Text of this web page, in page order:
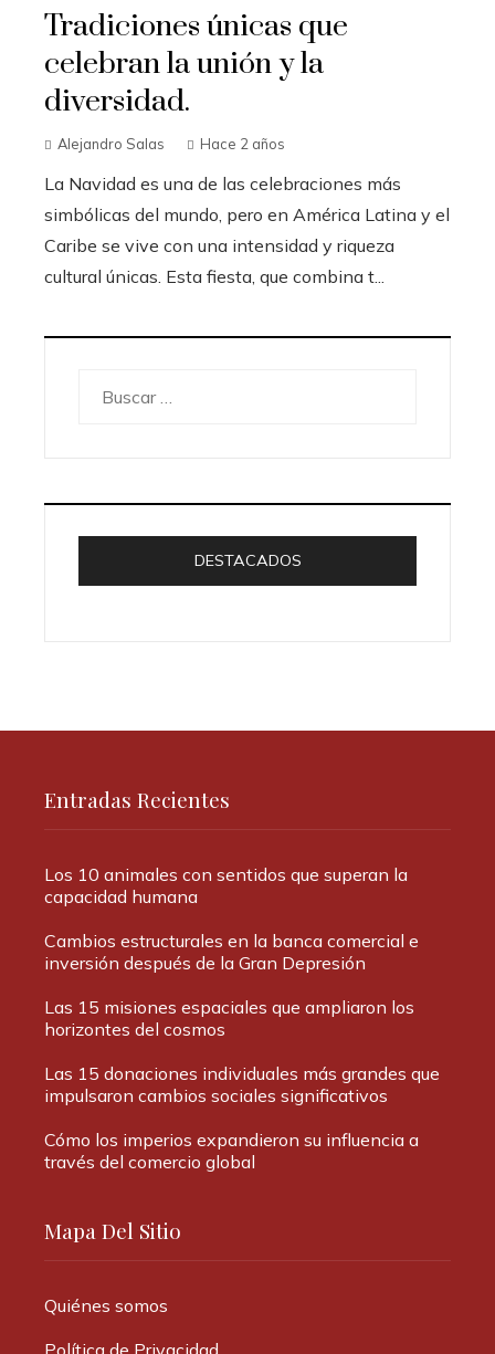
Tradiciones únicas que
celebran la unión y la
diversidad.
Alejandro Salas Hace 2 años
La Navidad es una de las celebraciones más
simbólicas del mundo, pero en América Latina y el
Caribe se vive con una intensidad y riqueza
cultural únicas. Esta fiesta, que combina t...
DESTACADOS
Entradas Recientes
Los 10 animales con sentidos que superan la
capacidad humana
Cambios estructurales en la banca comercial e
inversión después de la Gran Depresión
Las 15 misiones espaciales que ampliaron los
horizontes del cosmos
Las 15 donaciones individuales más grandes que
impulsaron cambios sociales significativos
Cómo los imperios expandieron su influencia a
través del comercio global
Mapa Del Sitio
Quiénes somos
Política de Privacidad